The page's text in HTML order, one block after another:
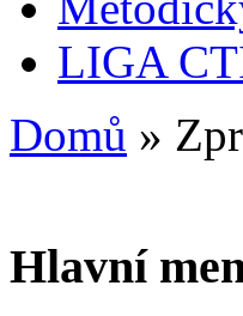
LIGA
Domů »
Hlavní